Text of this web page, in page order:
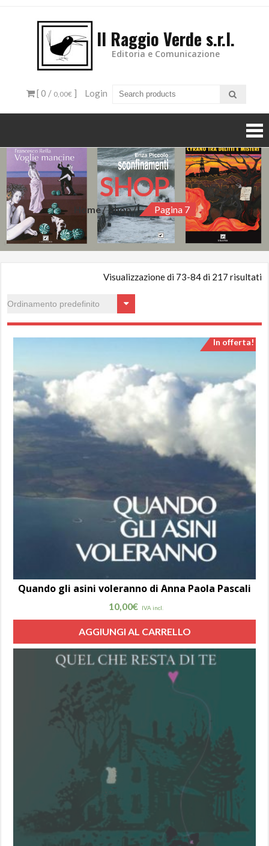
Il Raggio Verde s.r.l.
Editoria e Comunicazione
[ 0 / 0,00€] Login
SHOP
Home Shop Pagina 7
Visualizzazione di 73-84 di 217 risultati
In offerta!
Quando gli asini voleranno di Anna Paola Pascali
10,00€ IVA incl.
AGGIUNGI AL CARRELLO